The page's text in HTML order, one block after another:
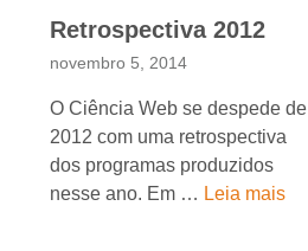
Retrospectiva 2012
novembro 5, 2014
O Ciência Web se despede de
2012 com uma retrospectiva
dos programas produzidos
nesse ano. Em … Leia mais